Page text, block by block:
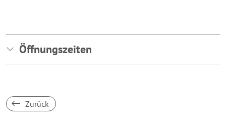
Öffnungszeiten
Zurück